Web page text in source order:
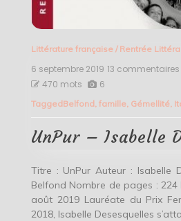
Littérature française/ Rentrée
6 septembre 2019 13 commentaires
470 mots 6
TaggedBelfond famille, Gémellité
UnPur – Isabelle
Titre : UnPur Auteur : Isabelle
Belfond Nombre de pages :
août 2019 Lauréate du Prix
2018, Isabelle Desesquelles